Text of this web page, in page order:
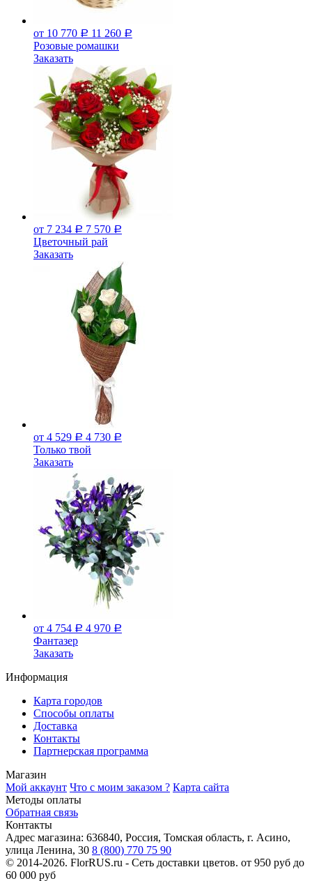
от 10 770 Р 11 260 Р
Розовые ромашки
Заказать
от 7 234 Р 7 570 Р
Цветочный рай
Заказать
от 4 529 Р 4 730 Р
Только твой
Заказать
от 4 754 Р 4 970 Р
Фантазер
Заказать
Информация
Карта городов
Способы оплаты
Доставка
Контакты
Партнерская программа
Магазин
Мой аккаунт Что с моим заказом ? Карта сайта
Методы оплаты
Обратная связь
Контакты
Адрес магазина: 636840, Россия, Томская область, г. Асино,
улица Ленина, 30 8 (800) 770 75 90
© 2014-2026. FlorRUS.ru - Сеть доставки цветов. от 950 руб до
60 000 руб